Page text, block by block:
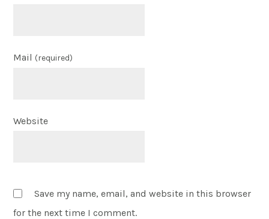
Mail (required)
Website
Save my name, email, and website in this browser
for the next time I comment.